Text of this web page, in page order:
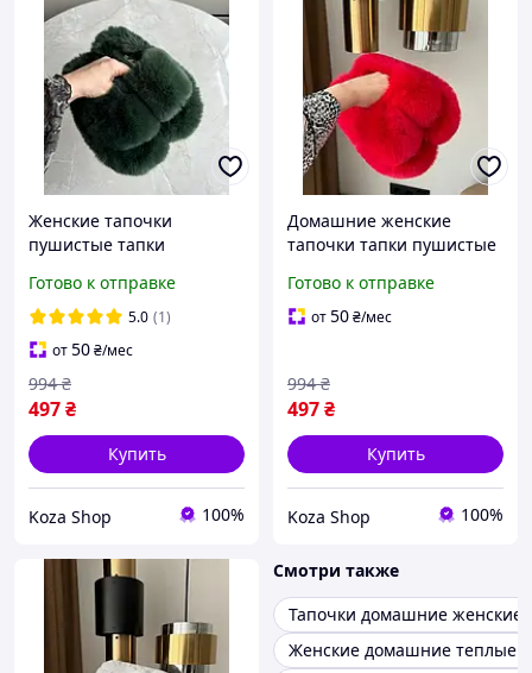
Женские тапочки
пушистые тапки
носком из меха для
девушек женщин
любимой комнаты
комфортные удобные
зеленые
Готово к отправке
5.0 (1)
от50₴/мес
497₴
994 ₴
Купить
Koza Shop 100%
Домашние женские
тапочки тапки пушистые
носком теплые из меха
для девушек женщин
Готово к отправке
от50₴/мес
497₴
994 ₴
Купить
Koza Shop 100%
Смотри также
Тапочки домашние женские
Женские домашние теплые